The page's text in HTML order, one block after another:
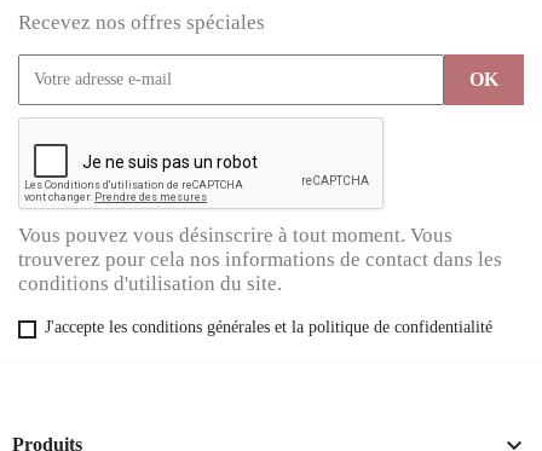
Recevez nos offres spéciales
Vous pouvez vous désinscrire à tout moment. Vous
trouverez pour cela nos informations de contact dans les
conditions d'utilisation du site.
J'accepte les conditions générales et la politique de confidentialité
Produits